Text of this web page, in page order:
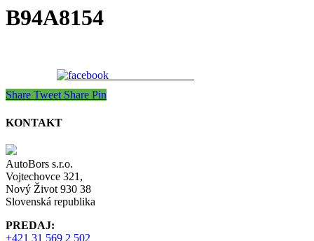
Search
B94A8154
Share Tweet Share Pin
KONTAKT
AutoBors s.r.o.
Vojtechovce 321,
Nový Život 930 38
Slovenská republika
PREDAJ:
+421 31 569 2 502